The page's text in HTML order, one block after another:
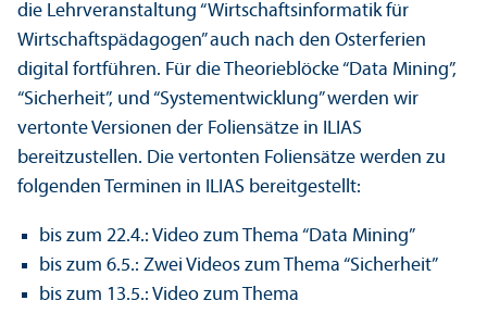
die Lehrveranstaltung “Wirtschaftsinformatik für
Wirtschaftspädagogen” auch nach den Osterferien
digital fortführen. Für die Theorieblöcke “Data Mining”,
“Sicherheit”, und “Systementwicklung” werden wir
vertonte Versionen der Foliensätze in ILIAS
bereitzustellen. Die vertonten Foliensätze werden zu
folgenden Terminen in ILIAS bereitgestellt:
bis zum 22.4.: Video zum Thema “Data Mining”
bis zum 6.5.: Zwei Videos zum Thema “Sicherheit”
bis zum 13.5.: Video zum Thema